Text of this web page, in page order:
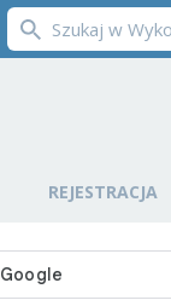
REJESTRACJA